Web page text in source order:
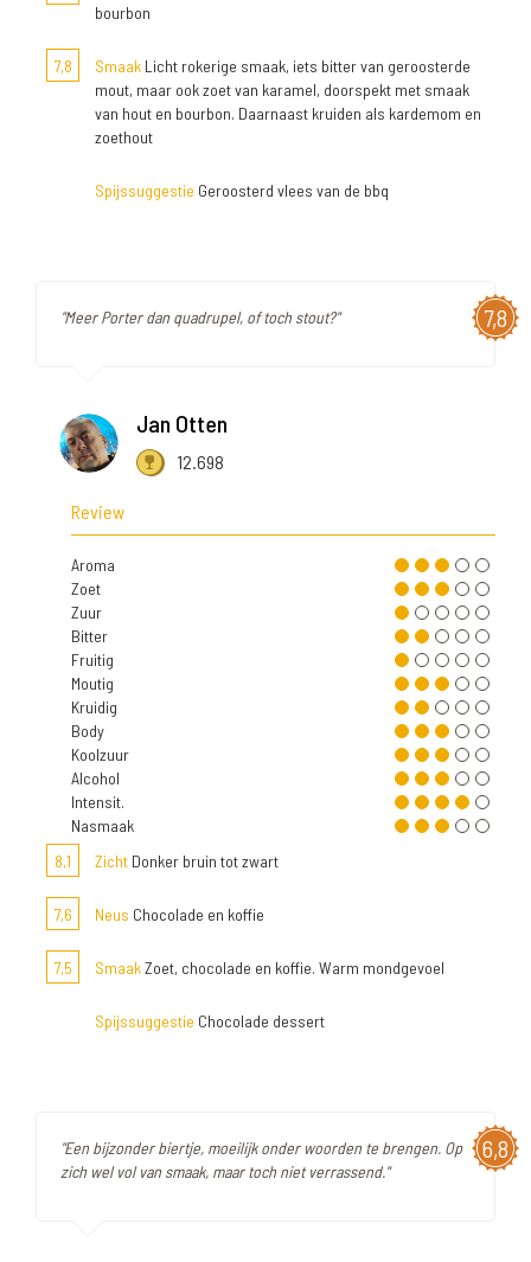
bourbon
7,8 Smaak Licht rokerige smaak, iets bitter van geroosterde
mout, maar ook zoet van karamel, doorspekt met smaak
van hout en bourbon. Daarnaast kruiden als kardemom en
zoethout
Spijssuggestie Geroosterd vlees van de bbq
7,8
"Meer Porter dan quadrupel, of toch stout?"
Jan Otten
12.698
Review
Aroma
Zoet
Zuur
Bitter
Fruitig
Moutig
Kruidig
Body
Koolzuur
Alcohol
Intensit.
Nasmaak
8,1
Zicht Donker bruin tot zwart
7,6 Neus Chocolade en koffie
7,5 SmaakZoet, chocolade en koffie. Warm mondgevoel
Spijssuggestie Chocolade dessert
6,8
"Een bijzonder biertje, moeilijk onder woorden te brengen. Op
zich wel vol van smaak, maar toch niet verrassend."